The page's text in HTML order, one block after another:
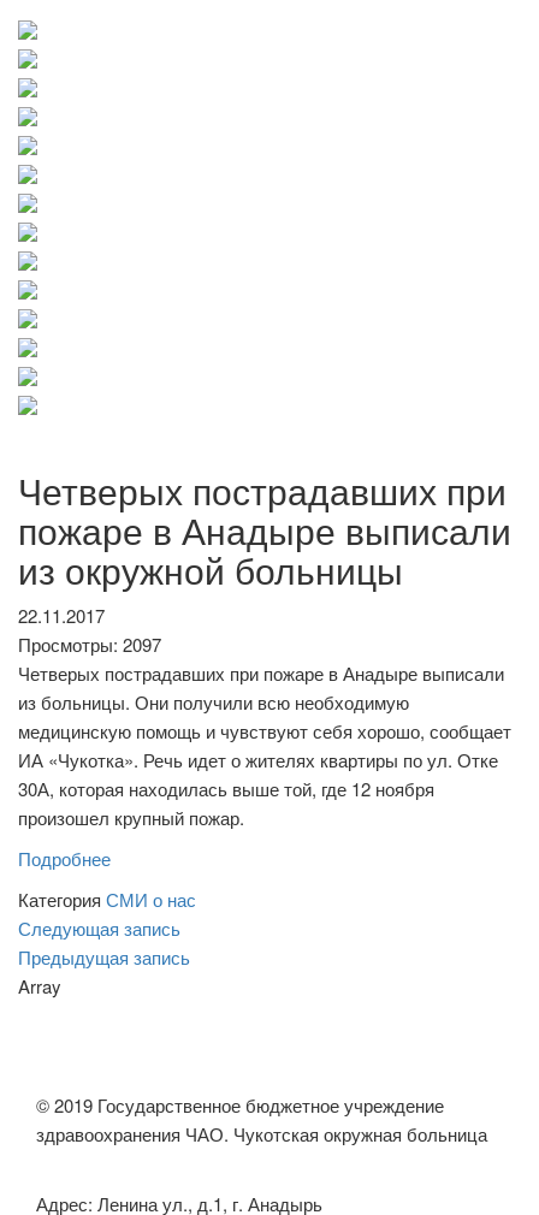
Четверых пострадавших при
пожаре в Анадыре выписали
из окружной больницы
22.11.2017
Просмотры: 2097
Четверых пострадавших при пожаре в Анадыре выписали
из больницы. Они получили всю необходимую
медицинскую помощь и чувствуют себя хорошо, сообщает
ИА «Чукотка». Речь идет о жителях квартиры по ул. Отке
30А, которая находилась выше той, где 12 ноября
произошел крупный пожар.
Подробнее
Категория СМИ о нас
Навигация
по
записям
Следующая записьСледующая
запись
Предыдущая записьПредыдущая
Array
© 2019 Государственное бюджетное учреждение
здравоохранения ЧАО. Чукотская окружная больница
Адрес: Ленина ул., д.1, г. Анадырь